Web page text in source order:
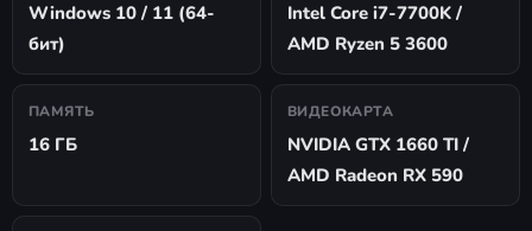
Windows 10 / 11 (64-
бит)
Intel Core i7-7700K /
AMD Ryzen 5 3600
ПАМЯТЬ
16 ГБ
ВИДЕОКАРТА
NVIDIA GTX 1660 TI /
AMD Radeon RX 590